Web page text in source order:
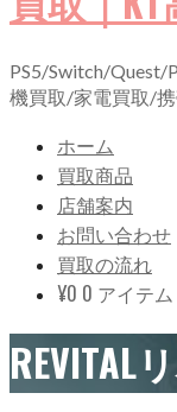
PS5/Switch/Quest/
機買取/家電買取/
ホーム
買取商品
店舗案内
お問い合わせ
買取の流れ
¥0 0 アイテム
REVITAL